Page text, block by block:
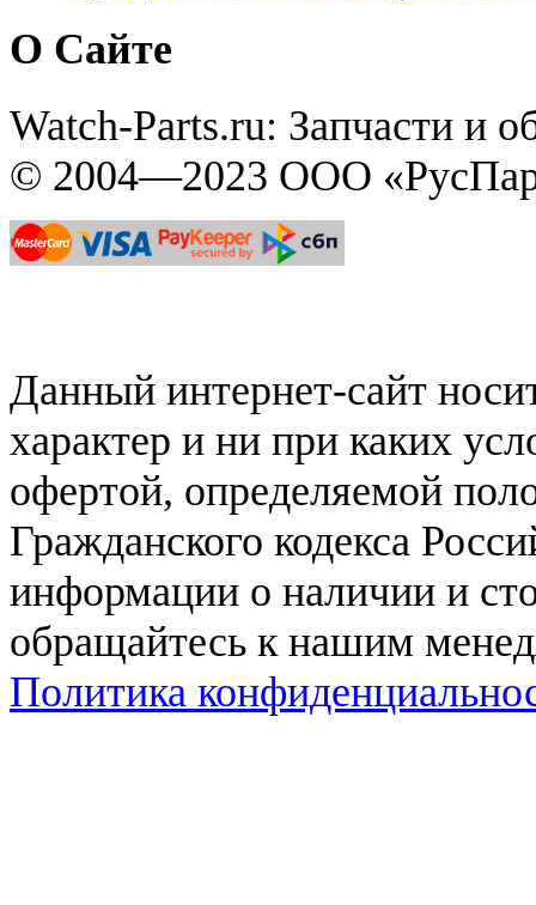
О Сайте
Watch-Parts.ru: Запчасти и
© 2004—2023 ООО
Данный интернет-сайт
характер и ни при каких
офертой, определяемой
Гражданского кодекса
информации о наличии и
обращайтесь к нашим
Политика